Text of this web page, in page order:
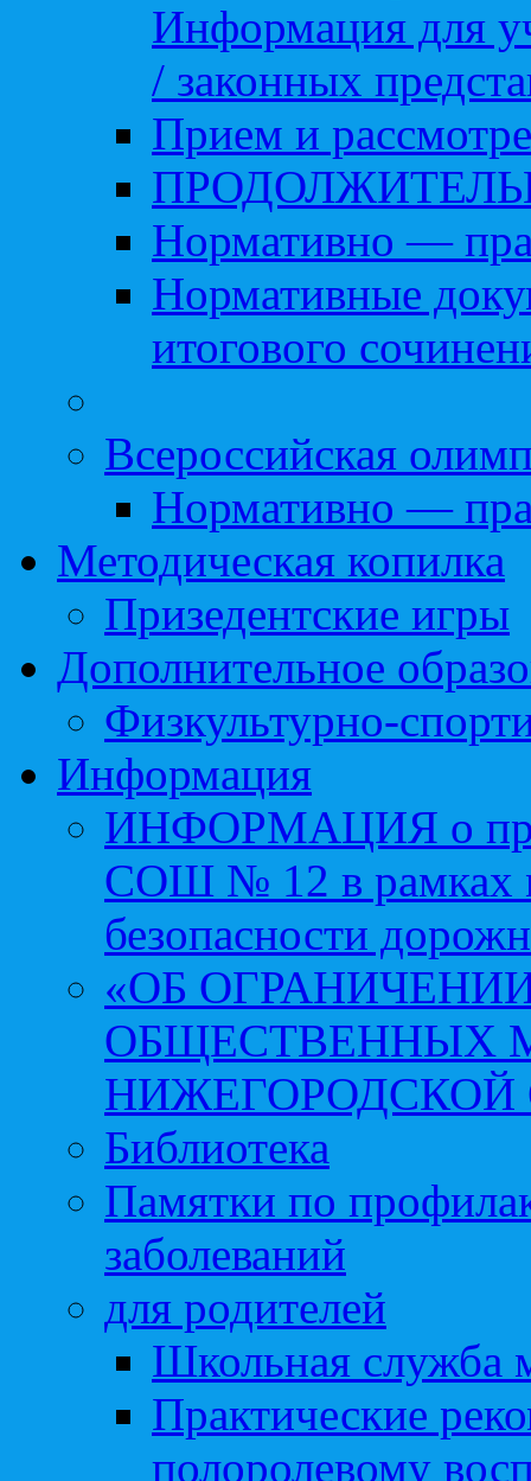
Информация для
/ законных
Прием и
Нормативно —
Нормативные
итогового
Всероссийская
Нормативно —
Методическая копилка
Призедентские игры
Дополнительное
Физкультурно-
Информация
ИНФОРМАЦИЯ о
СОШ № 12 в рамках
безопасности
«ОБ
ОБЩЕСТВЕННЫХ
НИЖЕГОРОДСКОЙ
Библиотека
Памятки по
заболеваний
для родителей
Школьная служба
Практические
полоролевому